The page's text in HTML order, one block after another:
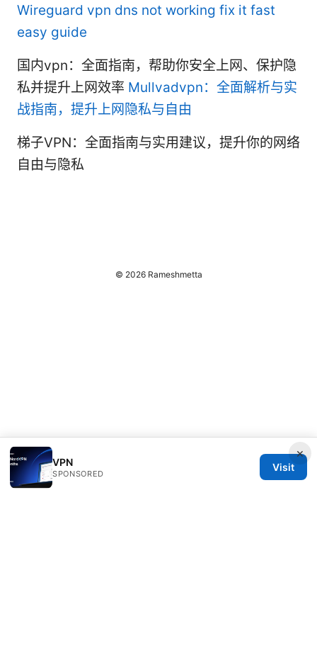
Wireguard vpn dns not working fix it fast
easy guide
国内vpn：全面指南，帮助你安全上网、保护隐
私并提升上网效率 Mullvadvpn：全面解析与实
战指南，提升上网隐私与自由
梯子VPN：全面指南与实用建议，提升你的网络
自由与隐私
×
VPN
SPONSORED
Visit
© 2026 Rameshmetta